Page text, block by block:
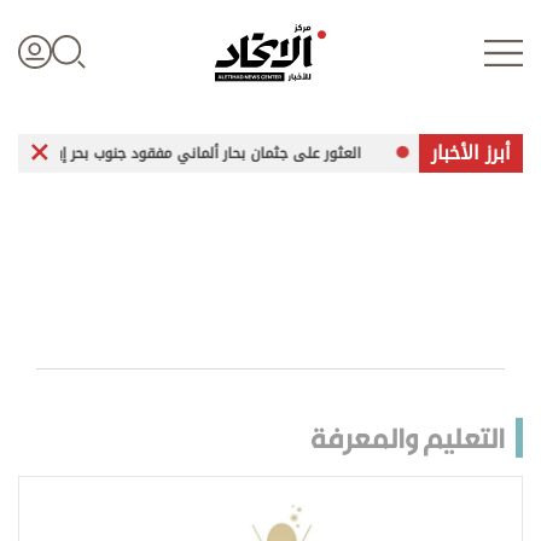
اقتصاد
أبرز الأخبار
العثور على جثمان بحار ألماني مفقود جنوب بحر إيجه زيلينسكي في
التعليم والمعرفة